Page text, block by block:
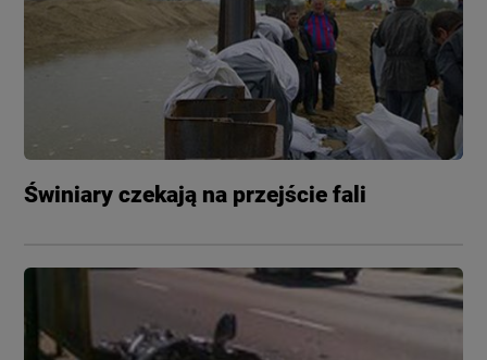
Świniary czekają na przejście fali